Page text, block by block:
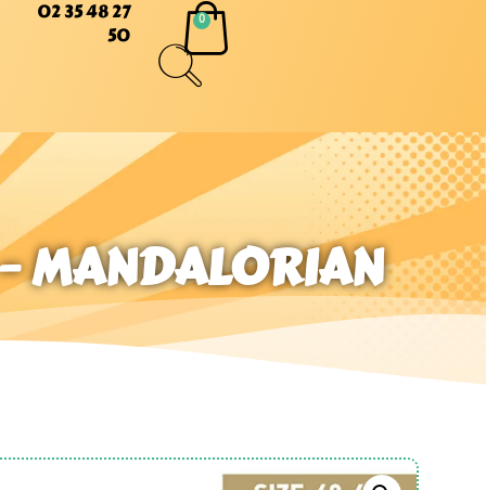
02 35 48 27
50
MANDALORIAN